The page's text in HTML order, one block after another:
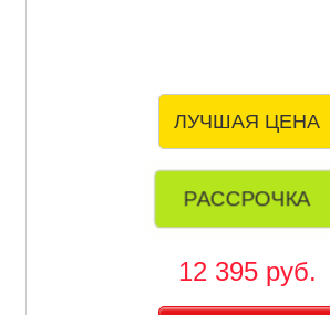
ЛУЧШАЯ ЦЕНА
РАССРОЧКА
12 395 руб.